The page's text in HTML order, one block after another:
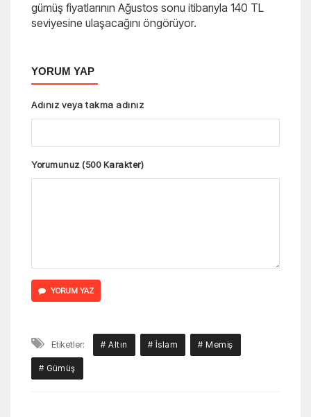
gümüş fiyatlarının Ağustos sonu itibarıyla 140 TL
seviyesine ulaşacağını öngörüyor.
YORUM YAP
Adınız veya takma adınız
Yorumunuz (500 Karakter)
YORUM YAZ
Etiketler: # Altın # İslam # Memiş
# Gümüş